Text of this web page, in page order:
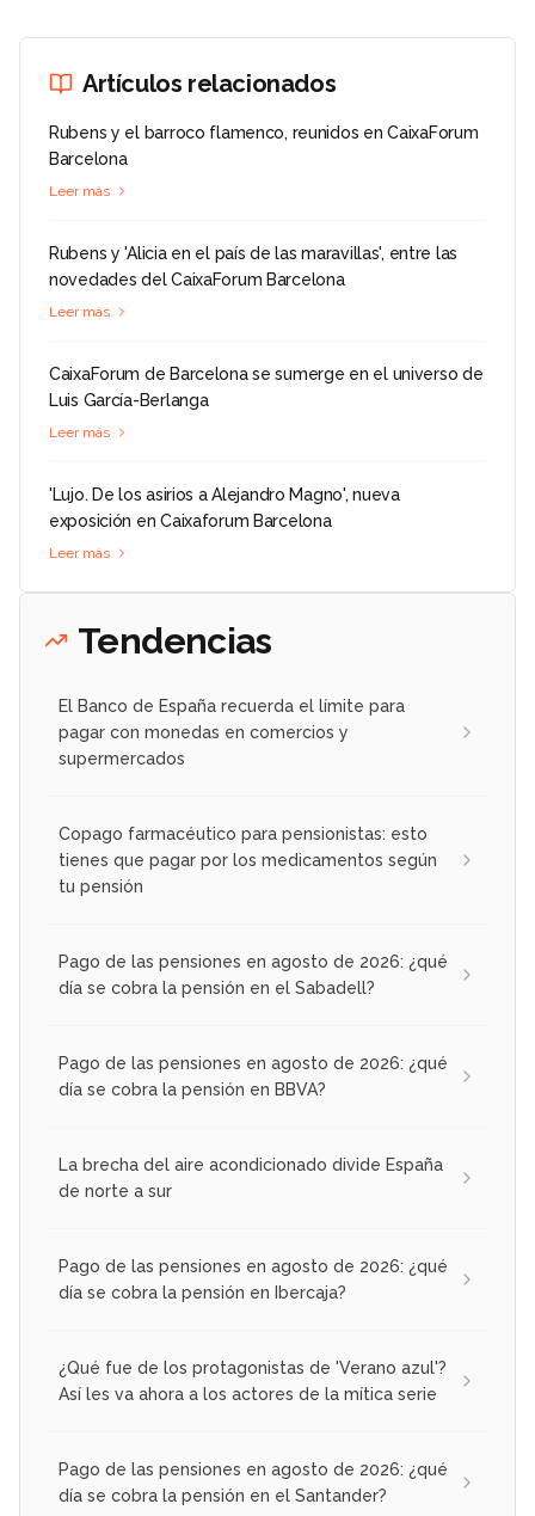
Artículos relacionados
Rubens y el barroco flamenco, reunidos en CaixaForum
Barcelona
Leer más
Rubens y 'Alicia en el país de las maravillas', entre las
novedades del CaixaForum Barcelona
Leer más
CaixaForum de Barcelona se sumerge en el universo de
Luis García-Berlanga
Leer más
'Lujo. De los asirios a Alejandro Magno', nueva
exposición en Caixaforum Barcelona
Leer más
Tendencias
El Banco de España recuerda el límite para
pagar con monedas en comercios y
supermercados
Copago farmacéutico para pensionistas: esto
tienes que pagar por los medicamentos según
tu pensión
Pago de las pensiones en agosto de 2026: ¿qué
día se cobra la pensión en el Sabadell?
Pago de las pensiones en agosto de 2026: ¿qué
día se cobra la pensión en BBVA?
La brecha del aire acondicionado divide España
de norte a sur
Pago de las pensiones en agosto de 2026: ¿qué
día se cobra la pensión en Ibercaja?
¿Qué fue de los protagonistas de 'Verano azul'?
Así les va ahora a los actores de la mítica serie
Pago de las pensiones en agosto de 2026: ¿qué
día se cobra la pensión en el Santander?